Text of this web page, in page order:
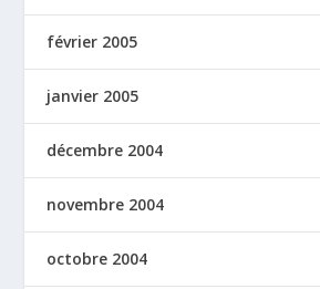
février 2005
janvier 2005
décembre 2004
novembre 2004
octobre 2004